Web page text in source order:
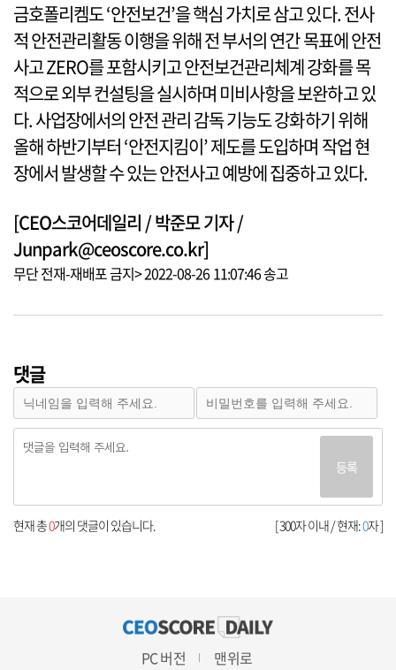
금호폴리켐도 ‘안전보건’을 핵심 가치로 삼고 있다. 전사
적 안전관리활동 이행을 위해 전 부서의 연간 목표에 안전
사고 ZERO를 포함시키고 안전보건관리체계 강화를 목
적으로 외부 컨설팅을 실시하며 미비사항을 보완하고 있
다. 사업장에서의 안전 관리 감독 기능도 강화하기 위해
올해 하반기부터 ‘안전지킴이’ 제도를 도입하며 작업 현
장에서 발생할 수 있는 안전사고 예방에 집중하고 있다.
[CEO스코어데일리 / 박준모 기자 /
Junpark@ceoscore.co.kr]
무단 전재-재배포 금지> 2022-08-26 11:07:46 송고
댓글
등록
[ 300자 이내 / 현재:0자 ]
현재 총0개의 댓글이 있습니다.
PC 버전 맨위로